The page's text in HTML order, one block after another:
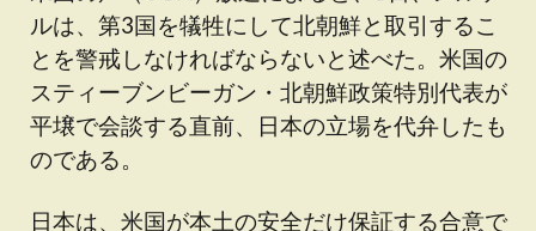
ルは、第3国を犠牲にして北朝鮮と取引するこ
とを警戒しなければならないと述べた。米国の
スティーブンビーガン・北朝鮮政策特別代表が
平壌で会談する直前、日本の立場を代弁したも
のである。
日本は、米国が本土の安全だけ保証する合意で